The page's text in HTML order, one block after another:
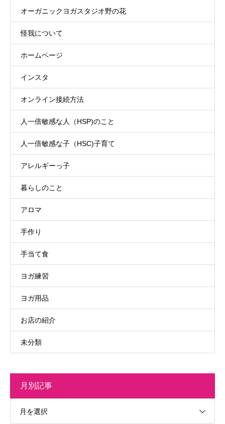
オーガニックヨガスタジオ野の花
怪我について
ホームページ
インスタ
オンライン接続方法
人一倍敏感な人（HSP)のこと
人一倍敏感な子（HSC)子育て
アレルギーっ子
暮らしのこと
アロマ
手作り
手当て食
ヨガ練習
ヨガ用品
お店の紹介
未分類
月別記事
月を選択